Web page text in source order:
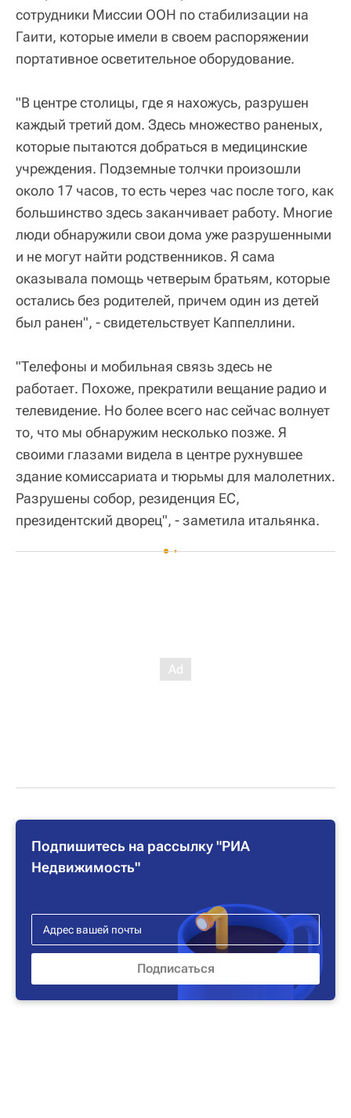
сотрудники Миссии ООН по стабилизации на
Гаити, которые имели в своем распоряжении
портативное осветительное оборудование.
"В центре столицы, где я нахожусь, разрушен
каждый третий дом. Здесь множество раненых,
которые пытаются добраться в медицинские
учреждения. Подземные толчки произошли
около 17 часов, то есть через час после того, как
большинство здесь заканчивает работу. Многие
люди обнаружили свои дома уже разрушенными
и не могут найти родственников. Я сама
оказывала помощь четверым братьям, которые
остались без родителей, причем один из детей
был ранен", - свидетельствует Каппеллини.
"Телефоны и мобильная связь здесь не
работает. Похоже, прекратили вещание радио и
телевидение. Но более всего нас сейчас волнует
то, что мы обнаружим несколько позже. Я
своими глазами видела в центре рухнувшее
здание комиссариата и тюрьмы для малолетних.
Разрушены собор, резиденция ЕС,
президентский дворец", - заметила итальянка.
Подпишитесь на рассылку "РИА
Недвижимость"